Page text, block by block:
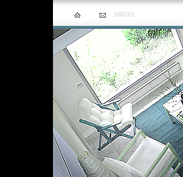
168281